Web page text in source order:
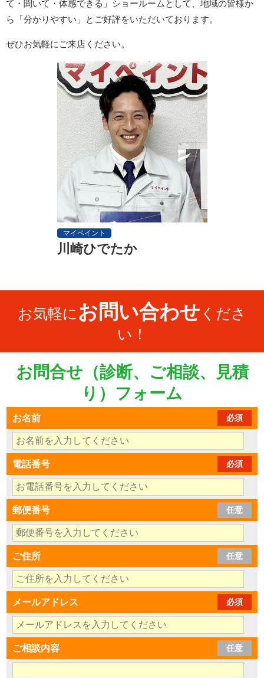
て・聞いて・体感できる」ショールームとして、地域の皆様か
ら「分かりやすい」とご好評をいただいております。
ぜひお気軽にご来店ください。
マイペイント
川崎ひでたか
お気軽に お問い合わせ くださ
い！
お問合せ（診断、ご相談、見積
り）フォーム
お名前 必須
電話番号 必須
郵便番号 任意
ご住所 任意
メールアドレス 必須
ご相談内容 任意